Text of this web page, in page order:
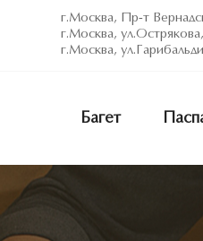
г.Москва, Пр-т
г.Москва,
г.Москва,
Багет